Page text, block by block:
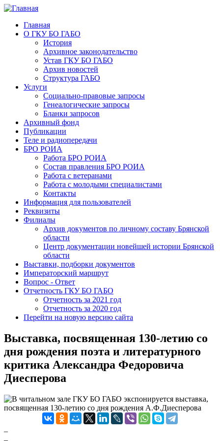
Главная
О ГКУ БО ГАБО
История
Архивное законодательство
Устав ГКУ БО ГАБО
Архив новостей
Структура ГАБО
Услуги
Социально-правовые запросы
Генеалогические запросы
Бланки запросов
Архивный фонд
Публикации
Теле и радиопередачи
БРО РОИА
Работа БРО РОИА
Состав правления БРО РОИА
Работа с ветеранами
Работа с молодыми специалистами
Контакты
Информация для пользователей
Реквизиты
Филиалы
Архив документов по личному составу Брянской
области
Центр документации новейшей истории Брянской
области
Выставки, подборки документов
Императорский маршрут
Вопрос - Ответ
Отчетность ГКУ БО ГАБО
Отчетность за 2021 год
Отчетность за 2020 год
Перейти на новую версию сайта
Выставка, посвященная 130-летию со
дня рождения поэта и литературного
критика Александра Федоровича
Диесперова
В читальном зале ГКУ БО ГАБО экспонируется выставка,
посвященная 130-летию со дня рождения А.Ф.Диесперова